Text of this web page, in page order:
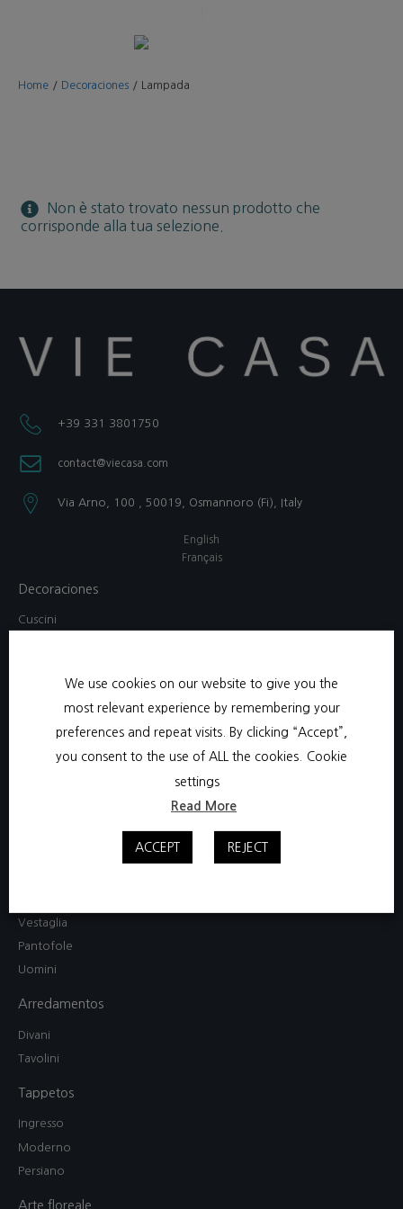
Home / Decoraciones / Lampada
Non è stato trovato nessun prodotto che
corrisponde alla tua selezione.
+39 331 3801750​
contact@viecasa.com
Via Arno, 100 , 50019, Osmannoro (Fi), Italy​
English
Français
Decoraciones
Cuscini
Scatola di gioielli
Camicia da notte / Abito
Vestaglia
Pantofole
Uomini
Arredamentos
Divani
Tavolini
Tappetos
Ingresso
Moderno
Persiano
Arte floreale
We use cookies on our website to give you the
most relevant experience by remembering your
preferences and repeat visits. By clicking “Accept”,
you consent to the use of ALL the cookies.
Cookie
settings
Read More
ACCEPT REJECT